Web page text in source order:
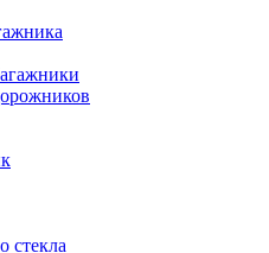
стекла